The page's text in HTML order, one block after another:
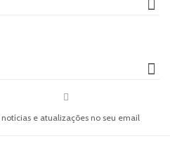
e atualizações no seu email